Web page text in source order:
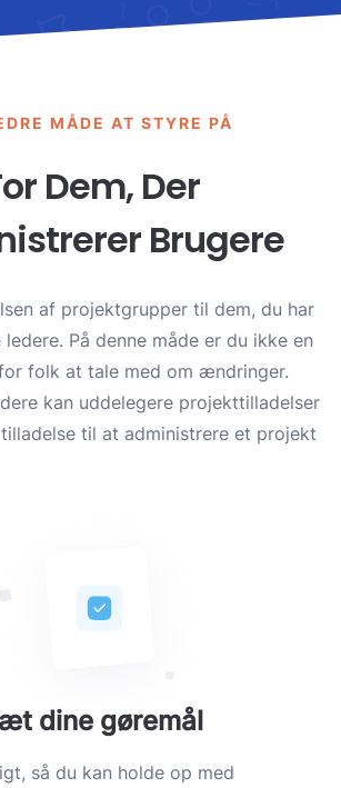
MÅDE AT STYRE PÅ
Dem, Der
Brugere
af ​​projektgrupper til dem, du har
På denne måde er du ikke en
folk at tale med om ændringer.
kan uddelegere projekttilladelser
til at administrere et projekt
dine gøremål
så du kan holde op med